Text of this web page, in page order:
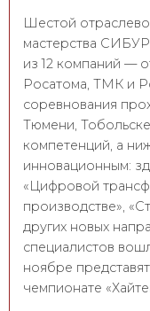
Шестой
мастерства
из 12 компаний —
Росатома, ТМК и
соревнования
Тюмени,
компетенций, а
инновационным:
«Цифровой
производстве»,
других новых
специалистов
ноябре
чемпионате